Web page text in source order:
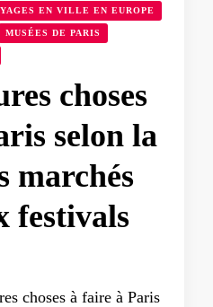
EN VILLE EN EUROPE
MUSÉES DE PARIS
choses
selon la
marchés
festivals
choses à faire à Paris